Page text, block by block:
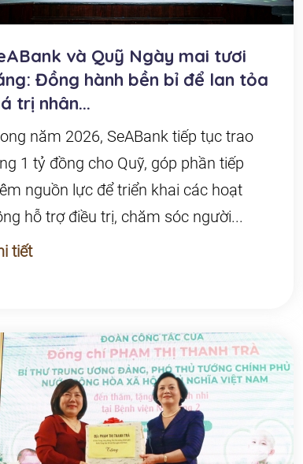
và Quỹ Ngày mai tươi
Đồng hành bền bỉ để lan tỏa
trị nhân...
năm 2026, SeABank tiếp tục trao
1 tỷ đồng cho Quỹ, góp phần tiếp
nguồn lực để triển khai các hoạt
hỗ trợ điều trị, chăm sóc người...
tiết